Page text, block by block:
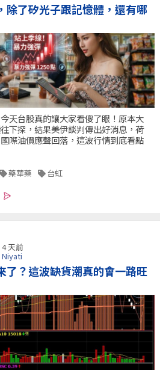
除了矽光子跟記憶體，還有哪
天台股真的讓大家看傻了眼！原本大
下探，結果美伊談判傳出好消息，荷
際油價應聲回落，這波行情到底看點
藥華藥 台虹
天前
Niyati
了？這波缺貨潮真的會一路旺